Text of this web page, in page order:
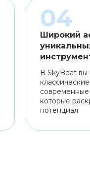
Широкий
В SkyBeat вы
которые
потенциал.